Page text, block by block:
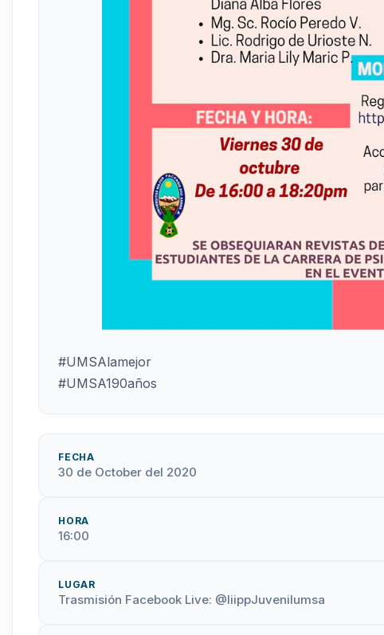
#UMSAlamejor
#UMSA190años
FECHA
30 de October del 2020
HORA
16:00
LUGAR
Trasmisión Facebook Live: @IiippJuvenilumsa